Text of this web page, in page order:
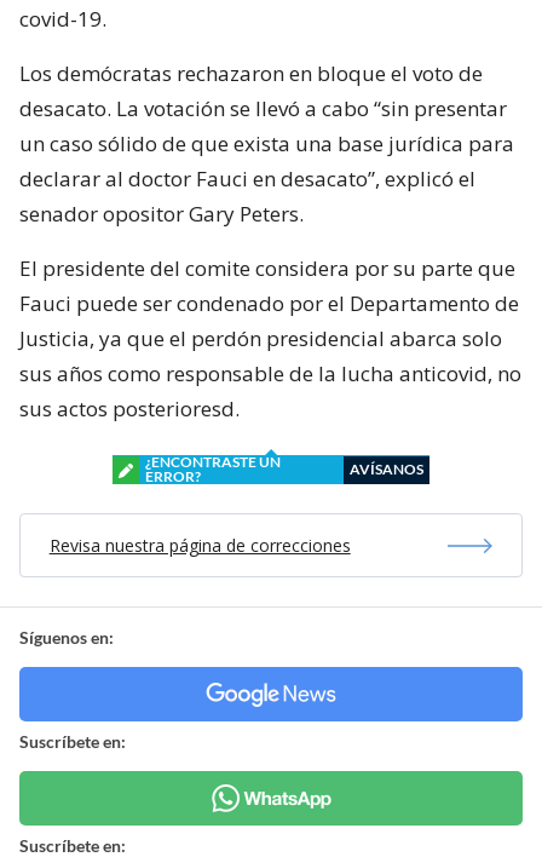
covid-19.
Los demócratas rechazaron en bloque el voto de
desacato. La votación se llevó a cabo “sin presentar
un caso sólido de que exista una base jurídica para
declarar al doctor Fauci en desacato”, explicó el
senador opositor Gary Peters.
El presidente del comite considera por su parte que
Fauci puede ser condenado por el Departamento de
Justicia, ya que el perdón presidencial abarca solo
sus años como responsable de la lucha anticovid, no
sus actos posterioresd.
¿ENCONTRASTE UN
ERROR?
AVÍSANOS
Revisa nuestra página de correcciones
Síguenos en:
Suscríbete en:
Suscríbete en: